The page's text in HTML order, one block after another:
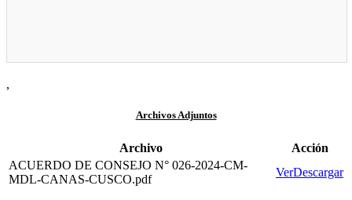
,
Archivos Adjuntos
Archivo
Acción
ACUERDO DE CONSEJO N° 026-2024-CM-
MDL-CANAS-CUSCO.pdf
VerDescargar